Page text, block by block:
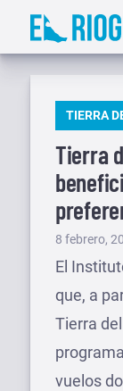
Saltar
TIERRA
Tierra
Publicado
el
8 febrero,
El
que, a
Tierra
vuelos